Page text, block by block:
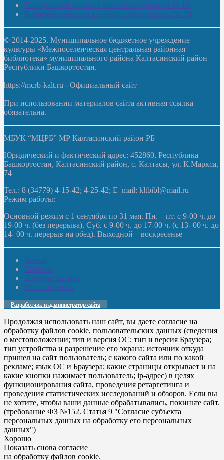
Тюльдинская сельская библиотека-филиал № 18
Чилибеевская сельская библиотека-филиал № 10
© 2014-2025. Муниципальное бюджетное учреждение
культуры «Межпоселенческая центральная районная
библиотека» муниципального района Калтасинский район
Республики Башкортостан.
https://mcrb-kalt.ru - Официальный сайт
При использовании материалов сайта активная ссылка
обязательна.
МБУК “МЦРБ” МР Калтасинский район РБ
Юридический и фактический адрес: 452860, Республика
Башкортостан, Калтасинский район, с. Калтасы, ул. К.Маркса,
74
Тел.: 8 (34779) 4-15-42; 4-25-42; E–mail: kltbibl@mail.ru
Режим работы:
Основной режим с 1 сентября по 31 мая. Пн. – пт. с 9-00 ч. до
19-00 ч. (без перерыва). Суб. с 9-00 ч. до 17-00 ч. (с 13- 00 ч. до
14- 00 ч. перерыв на обед). Выходной – воскресенье
Домой
Новости
Документы. Все
Мы в соцсетях
Разработчик и администратор сайта
Продолжая использовать наш сайт, вы даете согласие на
обработку файлов cookie, пользовательских данных (сведения
о местоположении; тип и версия ОС; тип и версия Браузера;
тип устройства и разрешение его экрана; источник откуда
пришел на сайт пользователь; с какого сайта или по какой
рекламе; язык ОС и Браузера; какие страницы открывает и на
какие кнопки нажимает пользователь; ip-адрес) в целях
функционирования сайта, проведения ретаргетинга и
проведения статистических исследований и обзоров. Если вы
не хотите, чтобы ваши данные обрабатывались, покиньте сайт.
(требование ФЗ №152. Статья 9 "Согласие субъекта
персональных данных на обработку его персональных
данных")
Хорошо
Показать снова согласие
на обработку файлов cookie.